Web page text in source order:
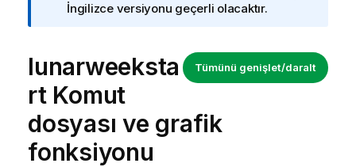
İngilizce versiyonu geçerli olacaktır.
Tümünü genişlet/daralt
lunarweeksta
rt Komut
dosyası ve grafik
fonksiyonu